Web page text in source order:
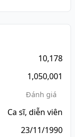
10,178
1,050,001
Đánh giá
Ca sĩ, diễn viên
23/11/1990